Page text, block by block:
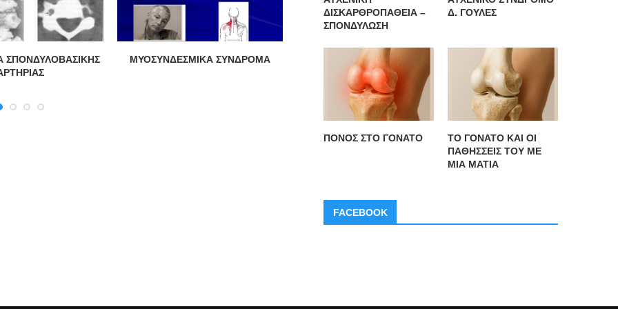
ΣΠΟΝΔΥΛΟΒΑΣΙΚΗΣ
ΜΥΟΣΥΝΔΕΣΜΙΚΑ ΣΥΝΔΡΟΜΑ
ΑΥΧΕΝΙΚΗ ΔΙΣΚΑΡΘΡΟΠΑΘΕΙΑ –
ΣΠΟΝΔΥΛΩΣΗ
ΑΥΧΕΝΙΚΟ ΣΥΝΔΡΟΜΟ Δ.
ΔΙΣΚΑΡΘΡΟΠΑΘΕΙΑ –
ΣΠΟΝΔΥΛΩΣΗ
Δ. ΓΟΥΛΕΣ
ΠΟΝΟΣ ΣΤΟ ΓΟΝΑΤΟ
ΤΟ ΓΟΝΑΤΟ ΚΑΙ ΟΙ
ΠΑΘΗΣΣΕΙΣ ΤΟΥ ΜΕ
ΜΙΑ ΜΑΤΙΑ
FACEBOOK